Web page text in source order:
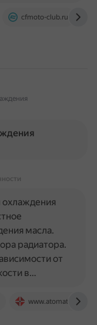
cfmoto-club.ru
www.atomatv.ru
масла.
радиатора.
от
в…